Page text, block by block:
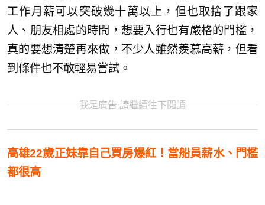
工作月薪可以突破幾十萬以上，但也取捨了跟家
人、朋友相處的時間，想要入行也有嚴格的門檻，
真的要想清楚再來做，不少人雖然羨慕高薪，但看
到條件也不敢輕易嘗試。
我是廣告 請繼續往下閱讀
高雄22歲正妹靠自己買房爆紅！當船員薪水、門檻
都很高